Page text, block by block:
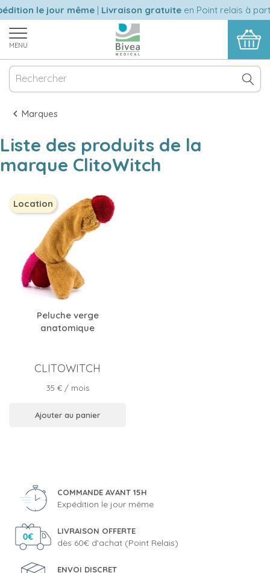
le jour même| Livraison gratuiteen Point relais à
MENU
Marques
Liste des produits de la
marque ClitoWitch
Peluche verge
anatomique
CLITOWITCH
Prix
35 €/ mois
Ajouter au panier
Location
COMMANDE AVANT 15H
Expédition le jour même
LIVRAISON OFFERTE
dès 60€ d'achat (Point Relais)
ENVOI DISCRET